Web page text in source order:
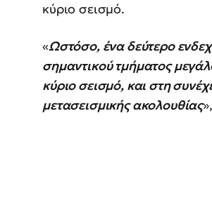
κύριο σεισμό.
«Ωστόσο, ένα δεύτερο
σημαντικού τμήματος
κύριο σεισμό, και στη
μετασεισμικής ακολουθίας